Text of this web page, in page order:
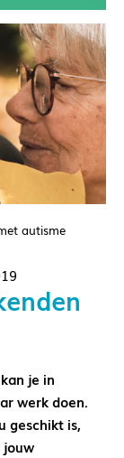
autisme
je in
werk doen.
geschikt is,
jouw